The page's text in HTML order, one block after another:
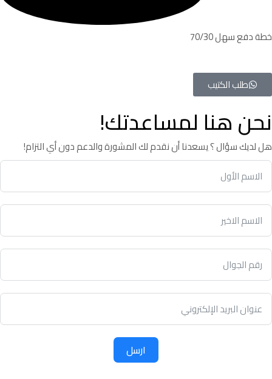
خطة دفع سهل 70/30
طلب الكتيب
نحن هنا لمساعدتك!
هل لديك سؤال ؟ يسعدنا أن نقدم لك المشورة والدعم دون أي التزام!
ارسل